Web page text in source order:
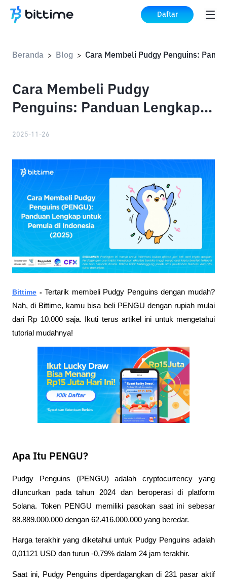
Daftar
Beranda > Blog >
Cara Membeli Pudgy
Penguins: Panduan Lengkap
2025-11-26
Bittime - Tertarik membeli Pudgy Penguins dengan mudah?
Nah, di Bittime, kamu bisa beli PENGU dengan rupiah mulai
dari Rp 10.000 saja. Ikuti terus artikel ini untuk mengetahui
tutorial mudahnya!
Apa Itu PENGU?
Pudgy Penguins (PENGU) adalah cryptocurrency yang
diluncurkan pada tahun 2024 dan beroperasi di platform
Solana. Token PENGU memiliki pasokan saat ini sebesar
88.889.000.000 dengan 62.416.000.000 yang beredar.
Harga terakhir yang diketahui untuk Pudgy Penguins adalah
0,01121 USD dan turun -0,79% dalam 24 jam terakhir.
Saat ini, Pudgy Penguins diperdagangkan di 231 pasar aktif